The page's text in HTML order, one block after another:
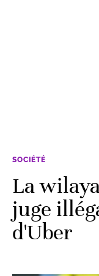
SOCIÉTÉ
La
juge
d'Uber